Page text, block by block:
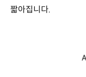
짧아집니다.